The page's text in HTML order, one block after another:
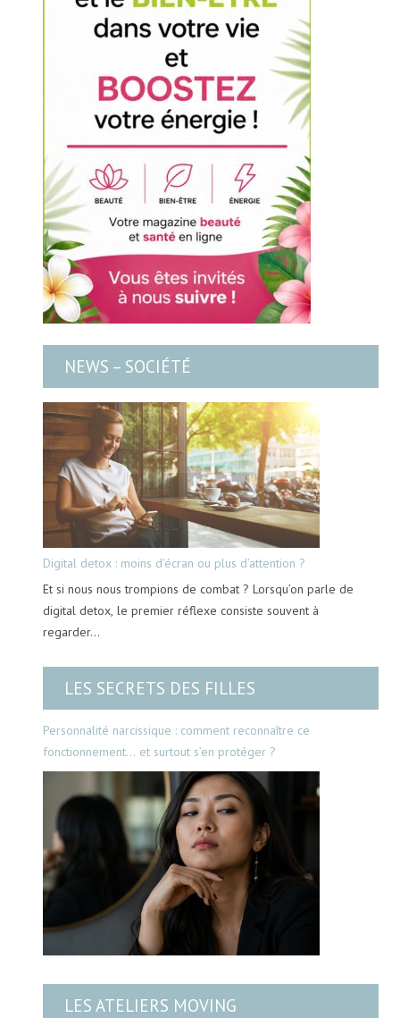
NEWS – SOCIÉTÉ
Digital detox : moins d’écran ou plus d’attention ?
Et si nous nous trompions de combat ? Lorsqu’on parle de
digital detox, le premier réflexe consiste souvent à
regarder…
LES SECRETS DES FILLES
Personnalité narcissique : comment reconnaître ce
fonctionnement… et surtout s’en protéger ?
LES ATELIERS MOVING